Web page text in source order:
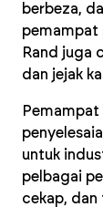
berbeza,
pemampat
Rand juga
dan jejak
untuk
pelbagai
cekap, dan